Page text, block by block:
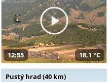
12:55 18,1 °C
Pustý hrad (40 km)